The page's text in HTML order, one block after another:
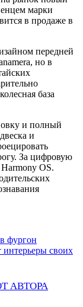
марки
в продаже в
передней
но в
база
и полный
и
За цифровую
OS.
фургон
интерьеры своих
АВТОРА